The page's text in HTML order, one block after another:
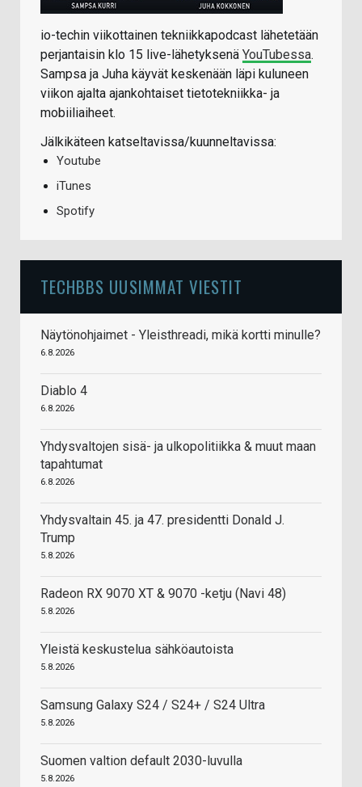
io-techin viikottainen tekniikkapodcast lähetetään
perjantaisin klo 15 live-lähetyksenä YouTubessa.
Sampsa ja Juha käyvät keskenään läpi kuluneen
viikon ajalta ajankohtaiset tietotekniikka- ja
mobiiliaiheet.
Jälkikäteen katseltavissa/kuunneltavissa:
Youtube
iTunes
Spotify
TECHBBS UUSIMMAT VIESTIT
Näytönohjaimet - Yleisthreadi, mikä kortti minulle?
6.8.2026
Diablo 4
6.8.2026
Yhdysvaltojen sisä- ja ulkopolitiikka & muut maan
tapahtumat
6.8.2026
Yhdysvaltain 45. ja 47. presidentti Donald J.
Trump
5.8.2026
Radeon RX 9070 XT & 9070 -ketju (Navi 48)
5.8.2026
Yleistä keskustelua sähköautoista
5.8.2026
Samsung Galaxy S24 / S24+ / S24 Ultra
5.8.2026
Suomen valtion default 2030-luvulla
5.8.2026